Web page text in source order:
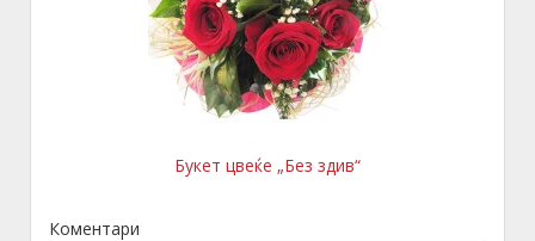
Букет цвеќе „Без здив“
Коментари